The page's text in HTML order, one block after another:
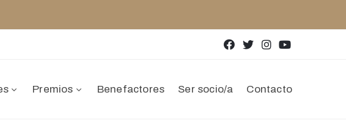
Premios Benefactores Ser socio/a Contacto